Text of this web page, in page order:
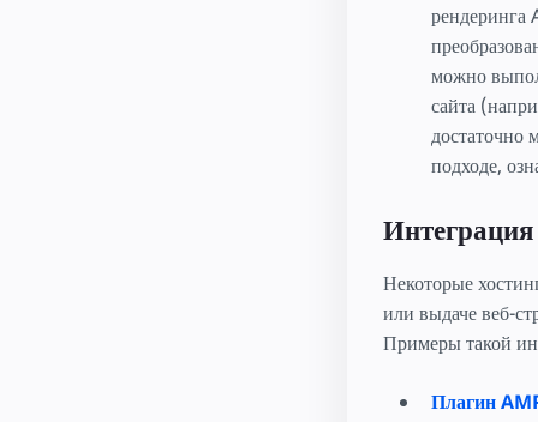
рендеринга
можно
сайта
достаточно
подходе,
Некоторые
или выдаче веб-
Примеры такой
Плагин